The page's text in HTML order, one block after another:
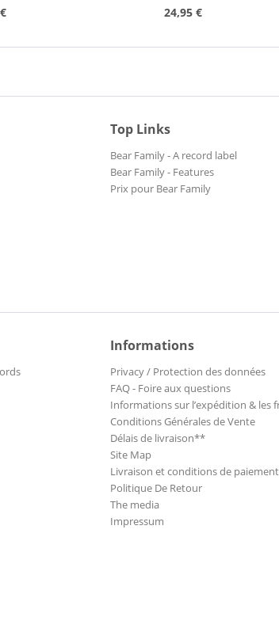
24,95 €
Top Links
Bear Family - A record label
Bear Family - Features
Prix pour Bear Family
Informations
Privacy / Protection des données
FAQ - Foire aux questions
Informations sur l’expédition & les
Conditions Générales de Vente
Délais de livraison**
Site Map
Livraison et conditions de paiement
Politique De Retour
The media
Impressum